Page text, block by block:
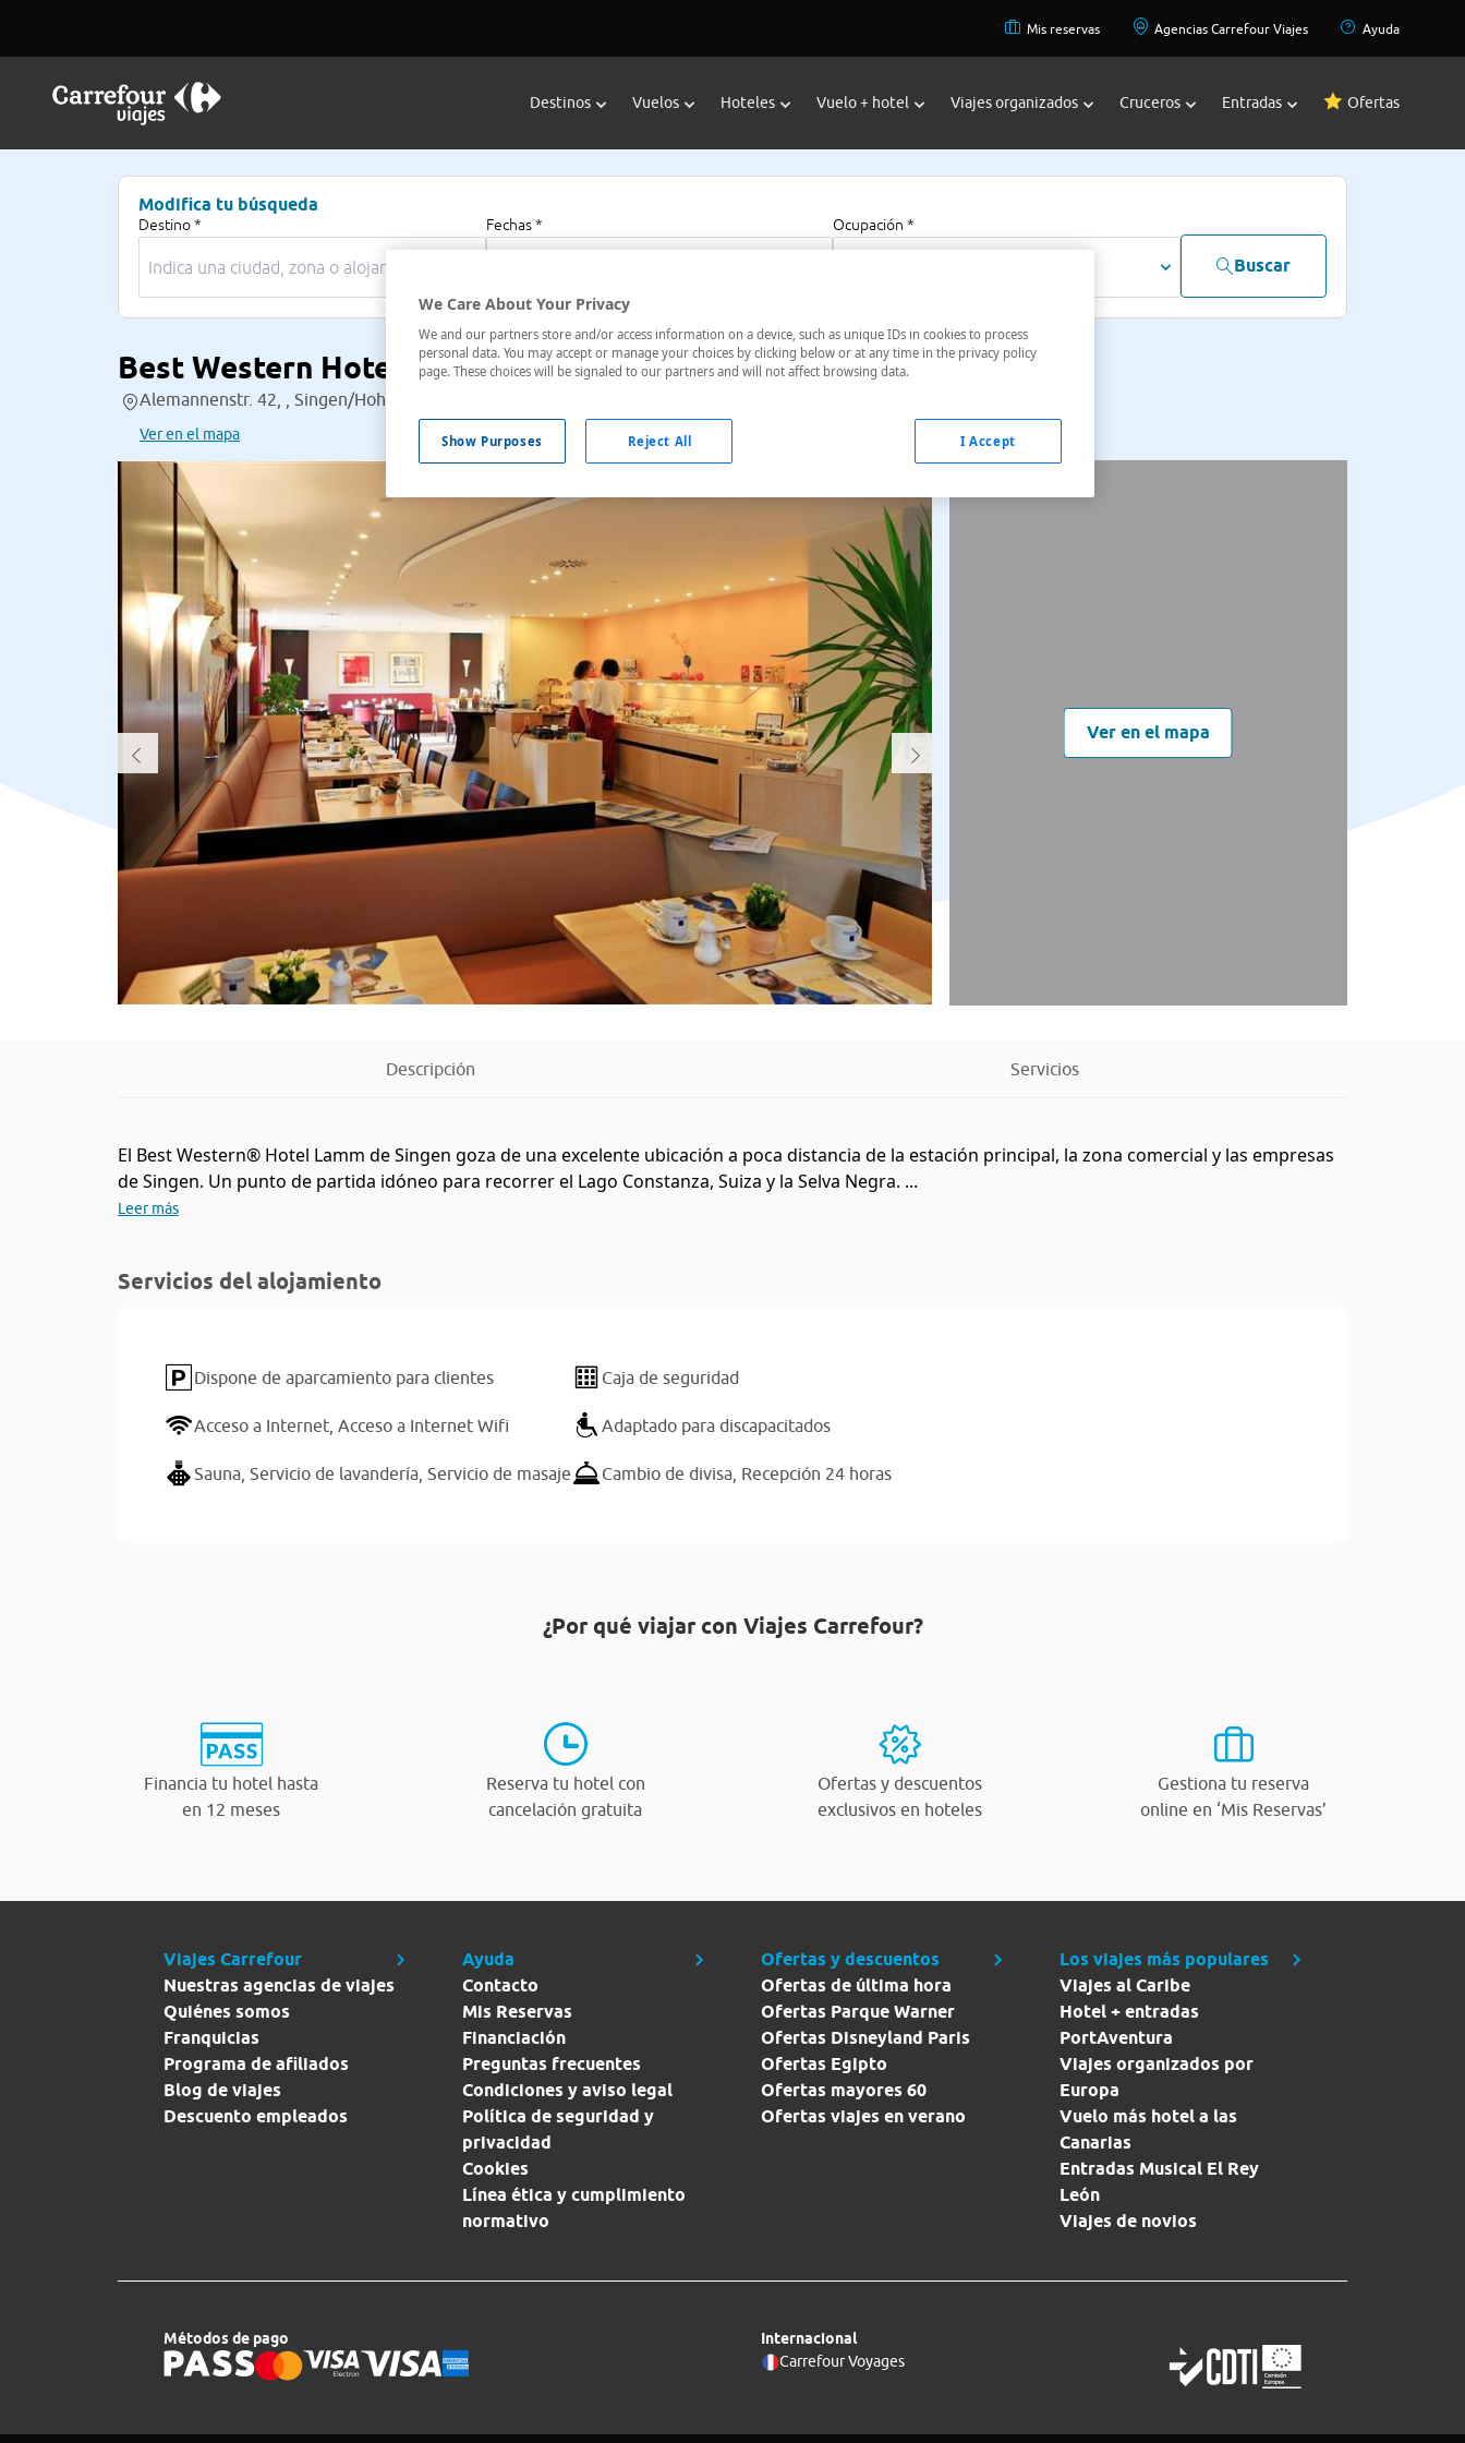
Mis reservas Agencias Carrefour Viajes Ayuda
Destinos Vuelos Hoteles Vuelo + hotel Viajes organizados Cruceros Entradas Ofertas
Modifica tu búsqueda
Destino * Fechas * Ocupación *
Buscar
Best Western Hotel Lamm
Alemannenstr. 42, , Singen/Hohentwiel, Baden-Wurtemberg, Alemania
Ver en el mapa
Ver en el mapa
Descripción Servicios
El Best Western® Hotel Lamm de Singen goza de una excelente ubicación a poca distancia de la estación principal, la zona comercial y las empresas
de Singen. Un punto de partida idóneo para recorrer el Lago Constanza, Suiza y la Selva Negra. ...
Leer más
Servicios del alojamiento
Dispone de aparcamiento para clientes
Acceso a Internet, Acceso a Internet Wifi
Sauna, Servicio de lavandería, Servicio de masaje
Caja de seguridad
Adaptado para discapacitados
Cambio de divisa, Recepción 24 horas
¿Por qué viajar con Viajes Carrefour?
Financia tu hotel hasta
en 12 meses
Reserva tu hotel con
cancelación gratuita
Ofertas y descuentos
exclusivos en hoteles
Gestiona tu reserva
online en ‘Mis Reservas’
Viajes Carrefour
Nuestras agencias de viajes
Quiénes somos
Franquicias
Programa de afiliados
Blog de viajes
Descuento empleados
Ayuda
Contacto
Mis Reservas
Financiación
Preguntas frecuentes
Condiciones y aviso legal
Política de seguridad y
privacidad
Cookies
Línea ética y cumplimiento
normativo
Ofertas y descuentos
Ofertas de última hora
Ofertas Parque Warner
Ofertas Disneyland Paris
Ofertas Egipto
Ofertas mayores 60
Ofertas viajes en verano
Los viajes más populares
Viajes al Caribe
Hotel + entradas
PortAventura
Viajes organizados por
Europa
Vuelo más hotel a las
Canarias
Entradas Musical El Rey
León
Viajes de novios
Métodos de pago
Internacional
Carrefour Voyages
We Care About Your Privacy
We and our partners store and/or access information on a device, such as unique IDs in cookies to process
personal data. You may accept or manage your choices by clicking below or at any time in the privacy policy
page. These choices will be signaled to our partners and will not affect browsing data.
Show Purposes Reject All I Accept